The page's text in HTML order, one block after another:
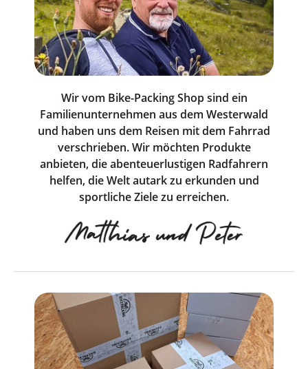
Wir vom Bike-Packing Shop sind ein
Familienunternehmen aus dem Westerwald
und haben uns dem Reisen mit dem Fahrrad
verschrieben. Wir möchten Produkte
anbieten, die abenteuerlustigen Radfahrern
helfen, die Welt autark zu erkunden und
sportliche Ziele zu erreichen.